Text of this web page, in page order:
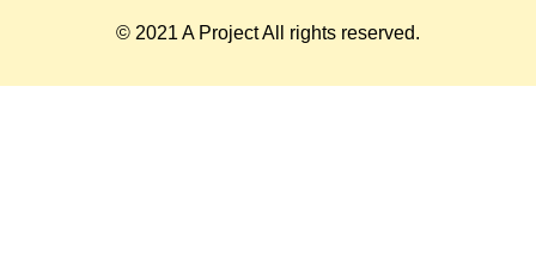
© 2021 A Project All rights reserved.